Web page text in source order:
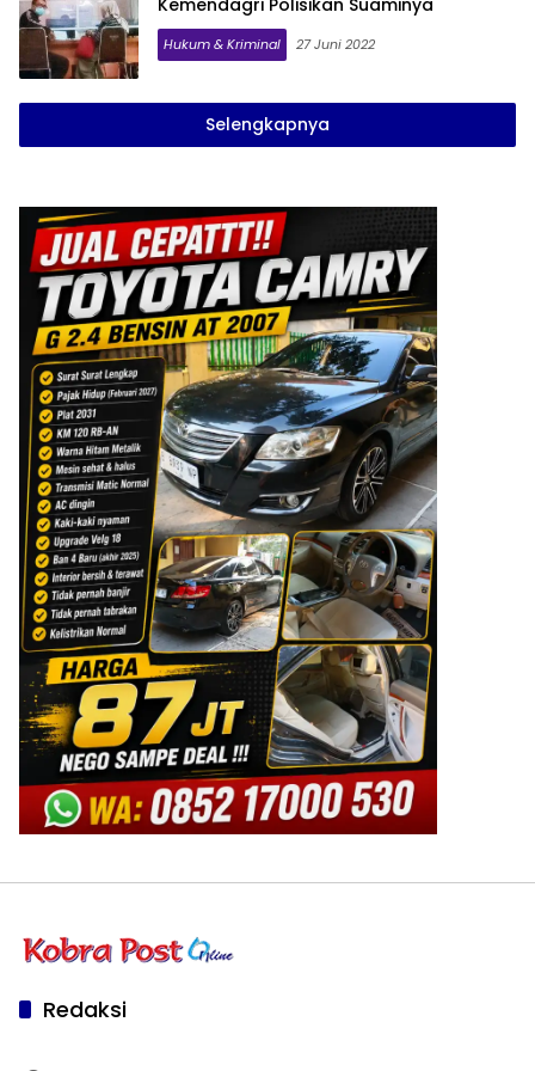
Hukum & Kriminal 27 Juni 2022
Selengkapnya
Redaksi